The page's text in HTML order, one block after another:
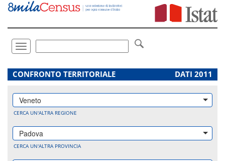
Vai
direttamente
Toggle
navigation
.
CONFRONTO TERRITORIALE DATI 2011
Veneto
CERCA UN'ALTRA REGIONE
Padova
CERCA UN'ALTRA PROVINCIA